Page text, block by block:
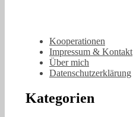
Kooperationen
Impressum & Kontakt
Über mich
Datenschutzerklärung
Kategorien